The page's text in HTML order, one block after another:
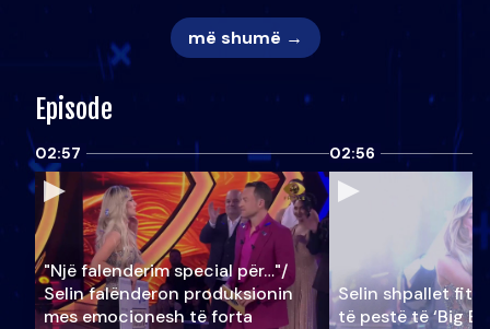
më shumë →
Episode
02:57
"Një falenderim special për…"/
Selin falënderon produksionin
mes emocionesh të forta
02:56
Selin shpallet
të pestë të ‘Big